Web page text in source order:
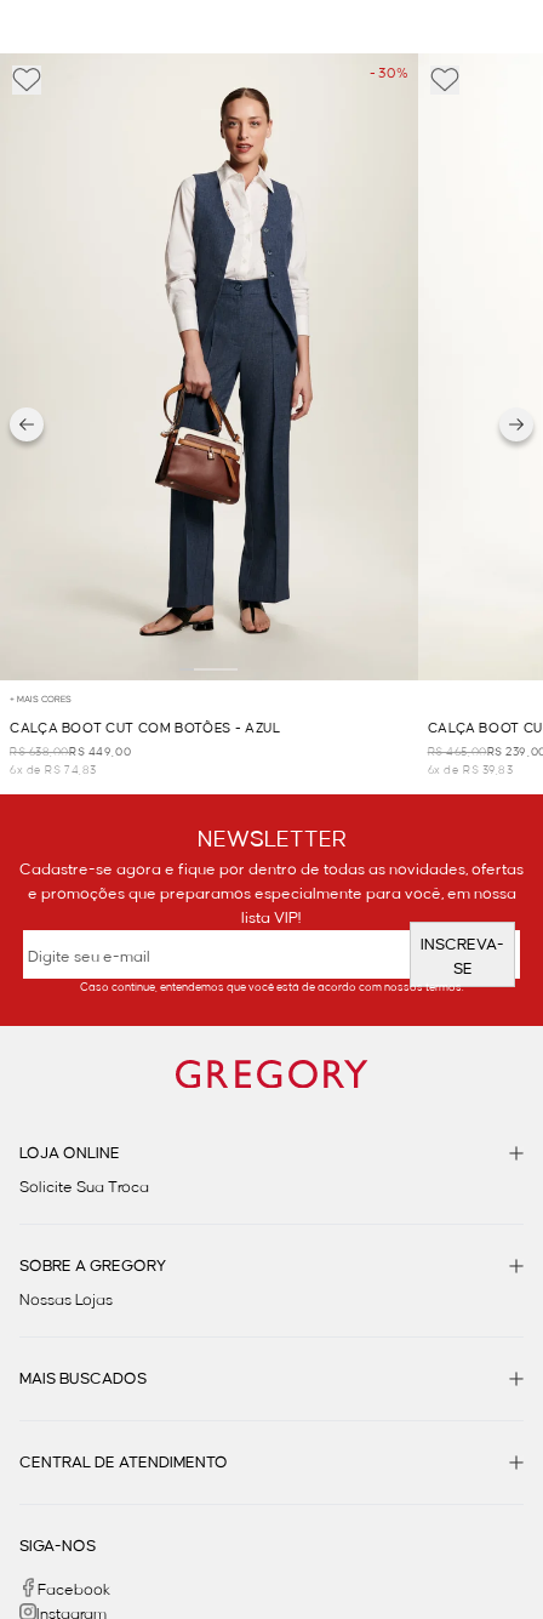
- 30%
+ MAIS CORES
CALÇA BOOT CUT COM BOTÕES - AZUL
R$ 638,00R$ 449,00
6x de R$ 74,83
CALÇA BOOT
R$ 465,00R$
6x de R$ 39,83
NEWSLETTER
Cadastre-se agora e fique por dentro de todas as novidades, ofertas
e promoções que preparamos especialmente para você, em nossa
lista VIP!
INSCREVA-
SE
Caso continue, entendemos que você está de acordo com nossos termos.
LOJA ONLINE
Solicite Sua Troca
SOBRE A GREGORY
Nossas Lojas
MAIS BUSCADOS
CENTRAL DE ATENDIMENTO
SIGA-NOS
Facebook
Instagram